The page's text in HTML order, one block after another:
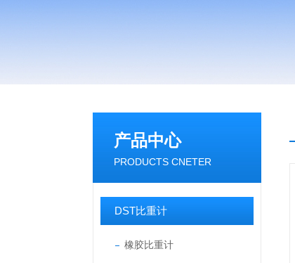
产品中心
PRODUCTS CNETER
DST比重计
橡胶比重计